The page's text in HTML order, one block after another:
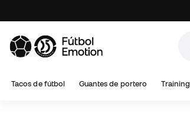
Tacos de fútbol Guantes de portero Training